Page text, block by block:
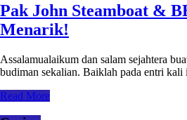
Pak John Steamboat &
Menarik!
Assalamualaikum dan salam sejahtera
budiman sekalian. Baiklah pada entri kali
Read More